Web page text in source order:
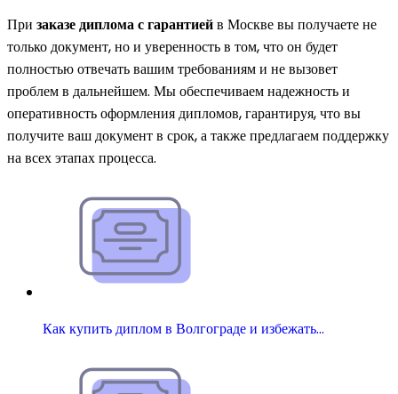
При заказе диплома с гарантиейв Москве вы получаете не
только документ, но и уверенность в том, что он будет
полностью отвечать вашим требованиям и не вызовет
проблем в дальнейшем. Мы обеспечиваем надежность и
оперативность оформления дипломов, гарантируя, что вы
получите ваш документ в срок, а также предлагаем поддержку
на всех этапах процесса.
Как купить диплом в Волгограде и избежать…